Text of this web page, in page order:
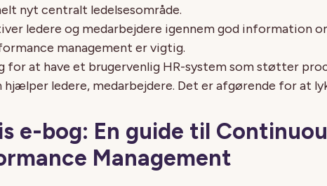
nyt centralt ledelsesområde.
ledere og medarbejdere igennem god information
management er vigtig.
for at have et brugervenlig HR-system som støtter
hjælper ledere, medarbejdere. Det er afgørende for at
e-bog: En guide til
Management